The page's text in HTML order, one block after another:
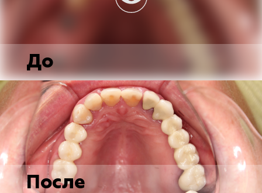
До
После